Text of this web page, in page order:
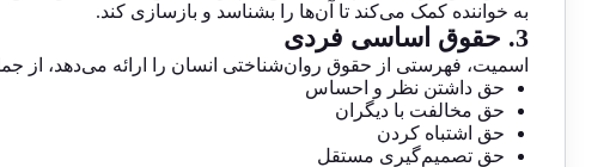
به خواننده کمک می‌کند تا آن‌ها را بشناسد و بازسازی کند.
3. حقوق اساسی فردی
اسمیت، فهرستی از حقوق روان‌شناختی انسان را ارائه می‌دهد، از
حق داشتن نظر و احساس
حق مخالفت با دیگران
حق اشتباه کردن
حق تصمیم‌گیری مستقل